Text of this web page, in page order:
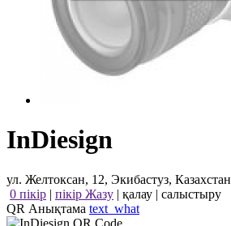
InDiesign
ул. Желтоксан, 12, Экибастуз, Казахстан
0 пікір | пікір Жазу | қалау | салыстыру
QR Анықтама text_what